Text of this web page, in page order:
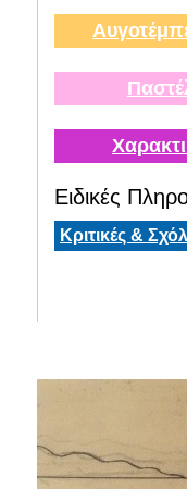
Ειδικές
Κριτικές &